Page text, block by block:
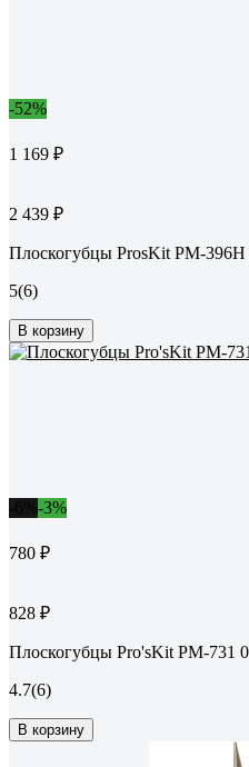
-52%
1 169 ₽
2 439 ₽
Плоскогубцы ProsKit PM-396H
5(6)
В корзину
-3%
780 ₽
828 ₽
Плоскогубцы Pro'sKit PM-731
4.7(6)
В корзину